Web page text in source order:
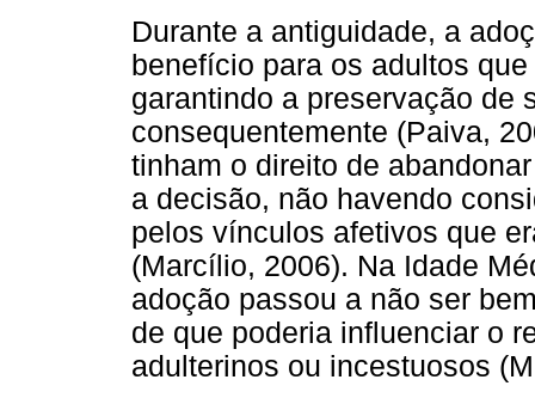
Durante a antiguidade, a
benefício para os adultos
garantindo a preservação de
consequentemente (Paiva,
tinham o direito de
a decisão, não havendo
pelos vínculos afetivos que
(Marcílio, 2006). Na Idade
adoção passou a não ser
de que poderia influenciar o
adulterinos ou incestuosos